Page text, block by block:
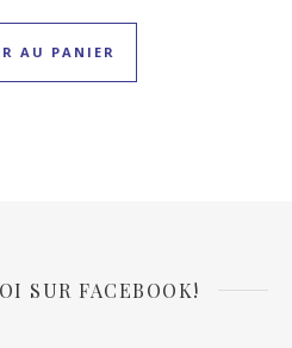
AU PANIER
SUR FACEBOOK!